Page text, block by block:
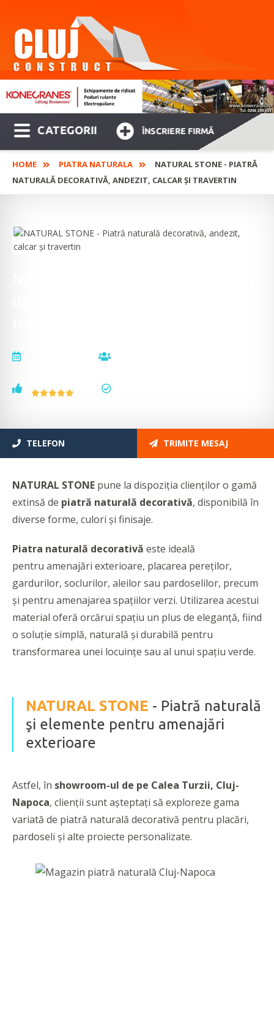
CATEGORII ÎNSCRIERE FIRMĂ
HOME PIATRA NATURALA
NATURAL STONE - PIATRĂ
NATURALĂ DECORATIVĂ, ANDEZIT, CALCAR ȘI TRAVERTIN
TELEFON TRIMITE MESAJ
NATURAL STONE pune la dispoziția clienților o gamă
extinsă de piatră naturală decorativă, disponibilă în
diverse forme, culori și finisaje.
Piatra naturală decorativă este ideală
pentru amenajări exterioare, placarea pereților,
gardurilor, soclurilor, aleilor sau pardoselilor, precum
și pentru amenajarea spațiilor verzi. Utilizarea acestui
material oferă orcărui spaţiu un plus de eleganţă, fiind
o soluţie simplă, naturală şi durabilă pentru
transformarea unei locuinţe sau al unui spaţiu verde.
NATURAL STONE - Piatră naturală
şi elemente pentru amenajări
exterioare
Astfel, în showroom-ul de pe Calea Turzii, Cluj-
Napoca, clienţii sunt aşteptaţi să exploreze gama
variată de piatră naturală decorativă pentru placări,
pardoseli şi alte proiecte personalizate.